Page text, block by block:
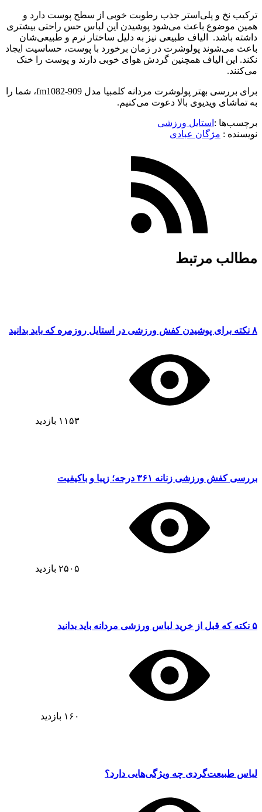
ترکیب نخ و پلی‌استر جذب رطوبت خوبی از سطح پوست دارد و
همین موضوع باعث می‌شود پوشیدن این لباس حس راحتی بیشتری
داشته باشد. الیاف طبیعی نیز به دلیل ساختار نرم و طبیعی‌شان
باعث می‌شوند پولوشرت در زمان برخورد با پوست، حساسیت ایجاد
نکند. این الیاف همچنین گردش هوای خوبی دارند و پوست را خنک
می‌کنند.
برای بررسی بهتر پولوشرت مردانه کلمبیا مدل fm1082-909، شما را
به تماشای ویدیوی بالا دعوت می‌کنیم.
برچسب‌ها : استایل ورزشی
نویسنده :‌ مژگان عبادی
مطالب مرتبط
۸ نکته برای پوشیدن کفش ورزشی در استایل روزمره که باید بدانید
۱۱۵۳ بازدید
بررسی کفش ورزشی زنانه ۳۶۱ درجه؛ زیبا و باکیفیت
۲۵۰۵ بازدید
۵ نکته که قبل از خرید لباس ورزشی مردانه باید بدانید
۱۶۰ بازدید
لباس طبیعت‌گردی چه ویژگی‌هایی دارد؟